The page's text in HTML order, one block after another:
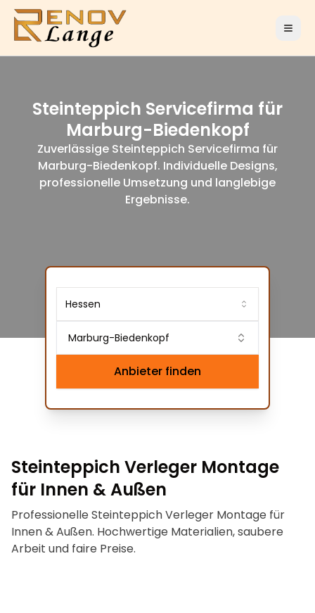
Steinteppich Servicefirma für
Marburg-Biedenkopf
Zuverlässige Steinteppich Servicefirma für
Marburg-Biedenkopf. Individuelle Designs,
professionelle Umsetzung und langlebige
Ergebnisse.
Hessen
Marburg-Biedenkopf
Anbieter finden
Steinteppich Verleger Montage
für Innen & Außen
Professionelle Steinteppich Verleger Montage für
Innen & Außen. Hochwertige Materialien, saubere
Arbeit und faire Preise.